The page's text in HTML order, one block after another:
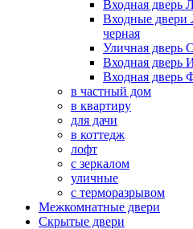
Входная дверь
Входные двери
черная
Уличная дверь
Входная дверь
Входная дверь
в частный дом
в квартиру
для дачи
в коттедж
лофт
с зеркалом
уличные
с терморазрывом
Межкомнатные двери
Скрытые двери